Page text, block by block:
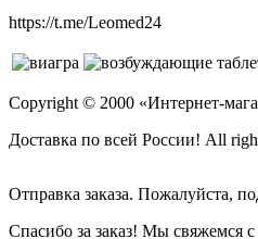
https://t.me/Leomed24
Copyright © 2000 «Интернет-
Доставка по всей России! All
Отправка заказа. Пожалуйста,
Спасибо за заказ! Мы свяжемся